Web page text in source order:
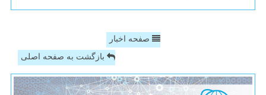
صفحه اخبار
بازگشت به صفحه اصلی